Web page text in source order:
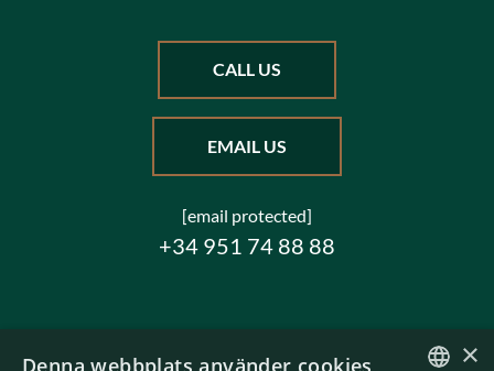
CALL US
EMAIL US
[email protected]
+34 951 74 88 88
×
Denna webbplats använder cookies